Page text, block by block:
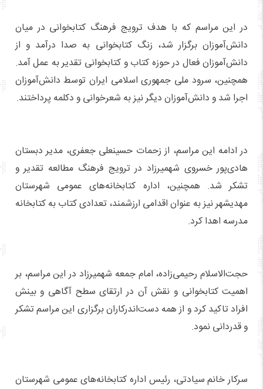
در این مراسم که با هدف ترویج فرهنگ کتابخوانی در میان
دانش‌آموزان برگزار شد، زنگ کتابخوانی به صدا درآمد و از
دانش‌آموزان فعال در حوزه کتاب و کتابخوانی تقدیر به عمل آمد.
همچنین، سرود ملی جمهوری اسلامی ایران توسط دانش‌آموزان
اجرا شد و دانش‌آموزان دیگر نیز به شعرخوانی و دکلمه پرداختند.
در ادامه این مراسم، از زحمات حسینعلی جعفری، مدیر دبستان
هادی‌پور خسروی شهمیرزاد در ترویج فرهنگ مطالعه تقدیر و
تشکر شد. همچنین، اداره کتابخانه‌های عمومی شهرستان
مهدیشهر نیز به عنوان اقدامی ارزشمند، تعدادی کتاب به کتابخانه
مدرسه اهدا کرد.
حجت‌الاسلام رحیمی‌زاده، امام جمعه شهمیرزاد در این مراسم، بر
اهمیت کتابخوانی و نقش آن در ارتقای سطح آگاهی و بینش
افراد تاکید کرد و از همه دست‌اندرکاران برگزاری این مراسم تشکر
و قدردانی نمود.
سرکار خانم سیادتی، رئیس اداره کتابخانه‌های عمومی شهرستان